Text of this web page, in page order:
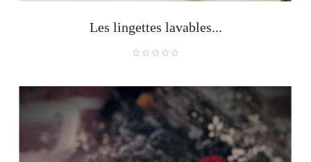
Les lingettes lavables...